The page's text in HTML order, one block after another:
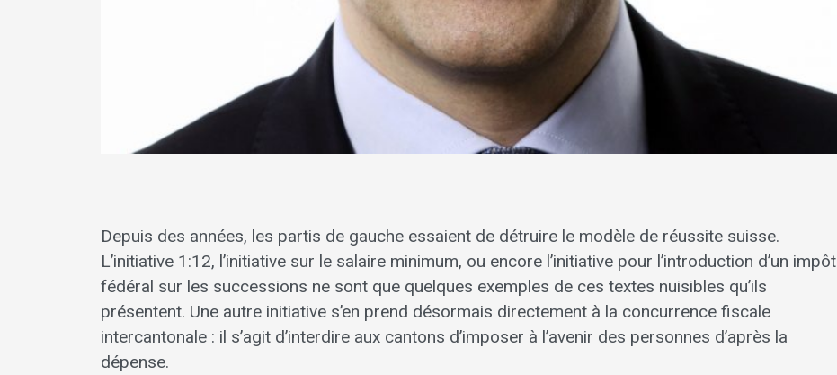
Depuis des années, les partis de gauche essaient de détruire le modèle de réussite suisse.
L’initiative 1:12, l’initiative sur le salaire minimum, ou encore l’initiative pour l’introduction d’un impôt
fédéral sur les successions ne sont que quelques exemples de ces textes nuisibles qu’ils
présentent. Une autre initiative s’en prend désormais directement à la concurrence fiscale
intercantonale : il s’agit d’interdire aux cantons d’imposer à l’avenir des personnes d’après la
dépense.